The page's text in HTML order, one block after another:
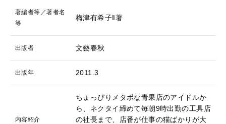
著編者等／著者名
等
梅津有希子‖著
出版者 文藝春秋
出版年 2011.3
内容紹介
ちょっぴりメタボな青果店のアイドルか
ら、ネクタイ締めて毎朝9時出勤の工具店
の社長まで、店番が仕事の猫ばかりが大